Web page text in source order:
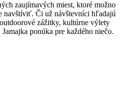
zaujímavých miest, ktoré možno
navštíviť. Či už návštevníci hľadajú
zážitky, kultúrne výlety
ponúka pre každého niečo.